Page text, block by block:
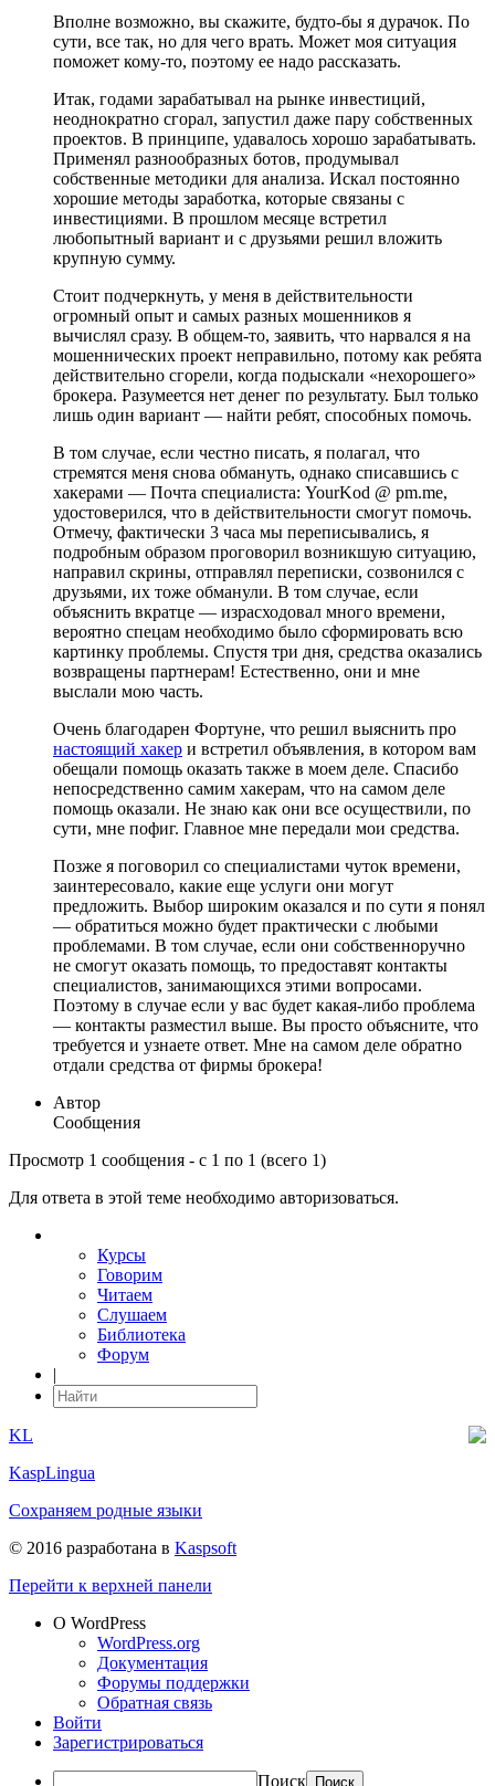
Вполне возможно, вы скажите, будто-бы я дурачок. По
сути, все так, но для чего врать. Может моя ситуация
поможет кому-то, поэтому ее надо рассказать.
Итак, годами зарабатывал на рынке инвестиций,
неоднократно сгорал, запустил даже пару собственных
проектов. В принципе, удавалось хорошо зарабатывать.
Применял разнообразных ботов, продумывал
собственные методики для анализа. Искал постоянно
хорошие методы заработка, которые связаны с
инвестициями. В прошлом месяце встретил
любопытный вариант и с друзьями решил вложить
крупную сумму.
Стоит подчеркнуть, у меня в действительности
огромный опыт и самых разных мошенников я
вычислял сразу. В общем-то, заявить, что нарвался я на
мошеннических проект неправильно, потому как ребята
действительно сгорели, когда подыскали «нехорошего»
брокера. Разумеется нет денег по результату. Был только
лишь один вариант — найти ребят, способных помочь.
В том случае, если честно писать, я полагал, что
стремятся меня снова обмануть, однако списавшись с
хакерами — Почта специалиста: YourKod @ pm.me,
удостоверился, что в действительности смогут помочь.
Отмечу, фактически 3 часа мы переписывались, я
подробным образом проговорил возникшую ситуацию,
направил скрины, отправлял переписки, созвонился с
друзьями, их тоже обманули. В том случае, если
объяснить вкратце — израсходовал много времени,
вероятно спецам необходимо было сформировать всю
картинку проблемы. Спустя три дня, средства оказались
возвращены партнерам! Естественно, они и мне
выслали мою часть.
Очень благодарен Фортуне, что решил выяснить про
настоящий хакер и встретил объявления, в котором вам
обещали помощь оказать также в моем деле. Спасибо
непосредственно самим хакерам, что на самом деле
помощь оказали. Не знаю как они все осуществили, по
сути, мне пофиг. Главное мне передали мои средства.
Позже я поговорил со специалистами чуток времени,
заинтересовало, какие еще услуги они могут
предложить. Выбор широким оказался и по сути я понял
— обратиться можно будет практически с любыми
проблемами. В том случае, если они собственноручно
не смогут оказать помощь, то предоставят контакты
специалистов, занимающихся этими вопросами.
Поэтому в случае если у вас будет какая-либо проблема
— контакты разместил выше. Вы просто объясните, что
требуется и узнаете ответ. Мне на самом деле обратно
отдали средства от фирмы брокера!
Автор
Сообщения
Просмотр 1 сообщения - с 1 по 1 (всего 1)
Для ответа в этой теме необходимо авторизоваться.
Курсы
Говорим
Читаем
Слушаем
Библиотека
Форум
|
KL
KaspLingua
Сохраняем родные языки
© 2016 разработана в Kaspsoft
Перейти к верхней панели
О WordPress
WordPress.org
Документация
Форумы поддержки
Обратная связь
Войти
Зарегистрироваться
Поиск